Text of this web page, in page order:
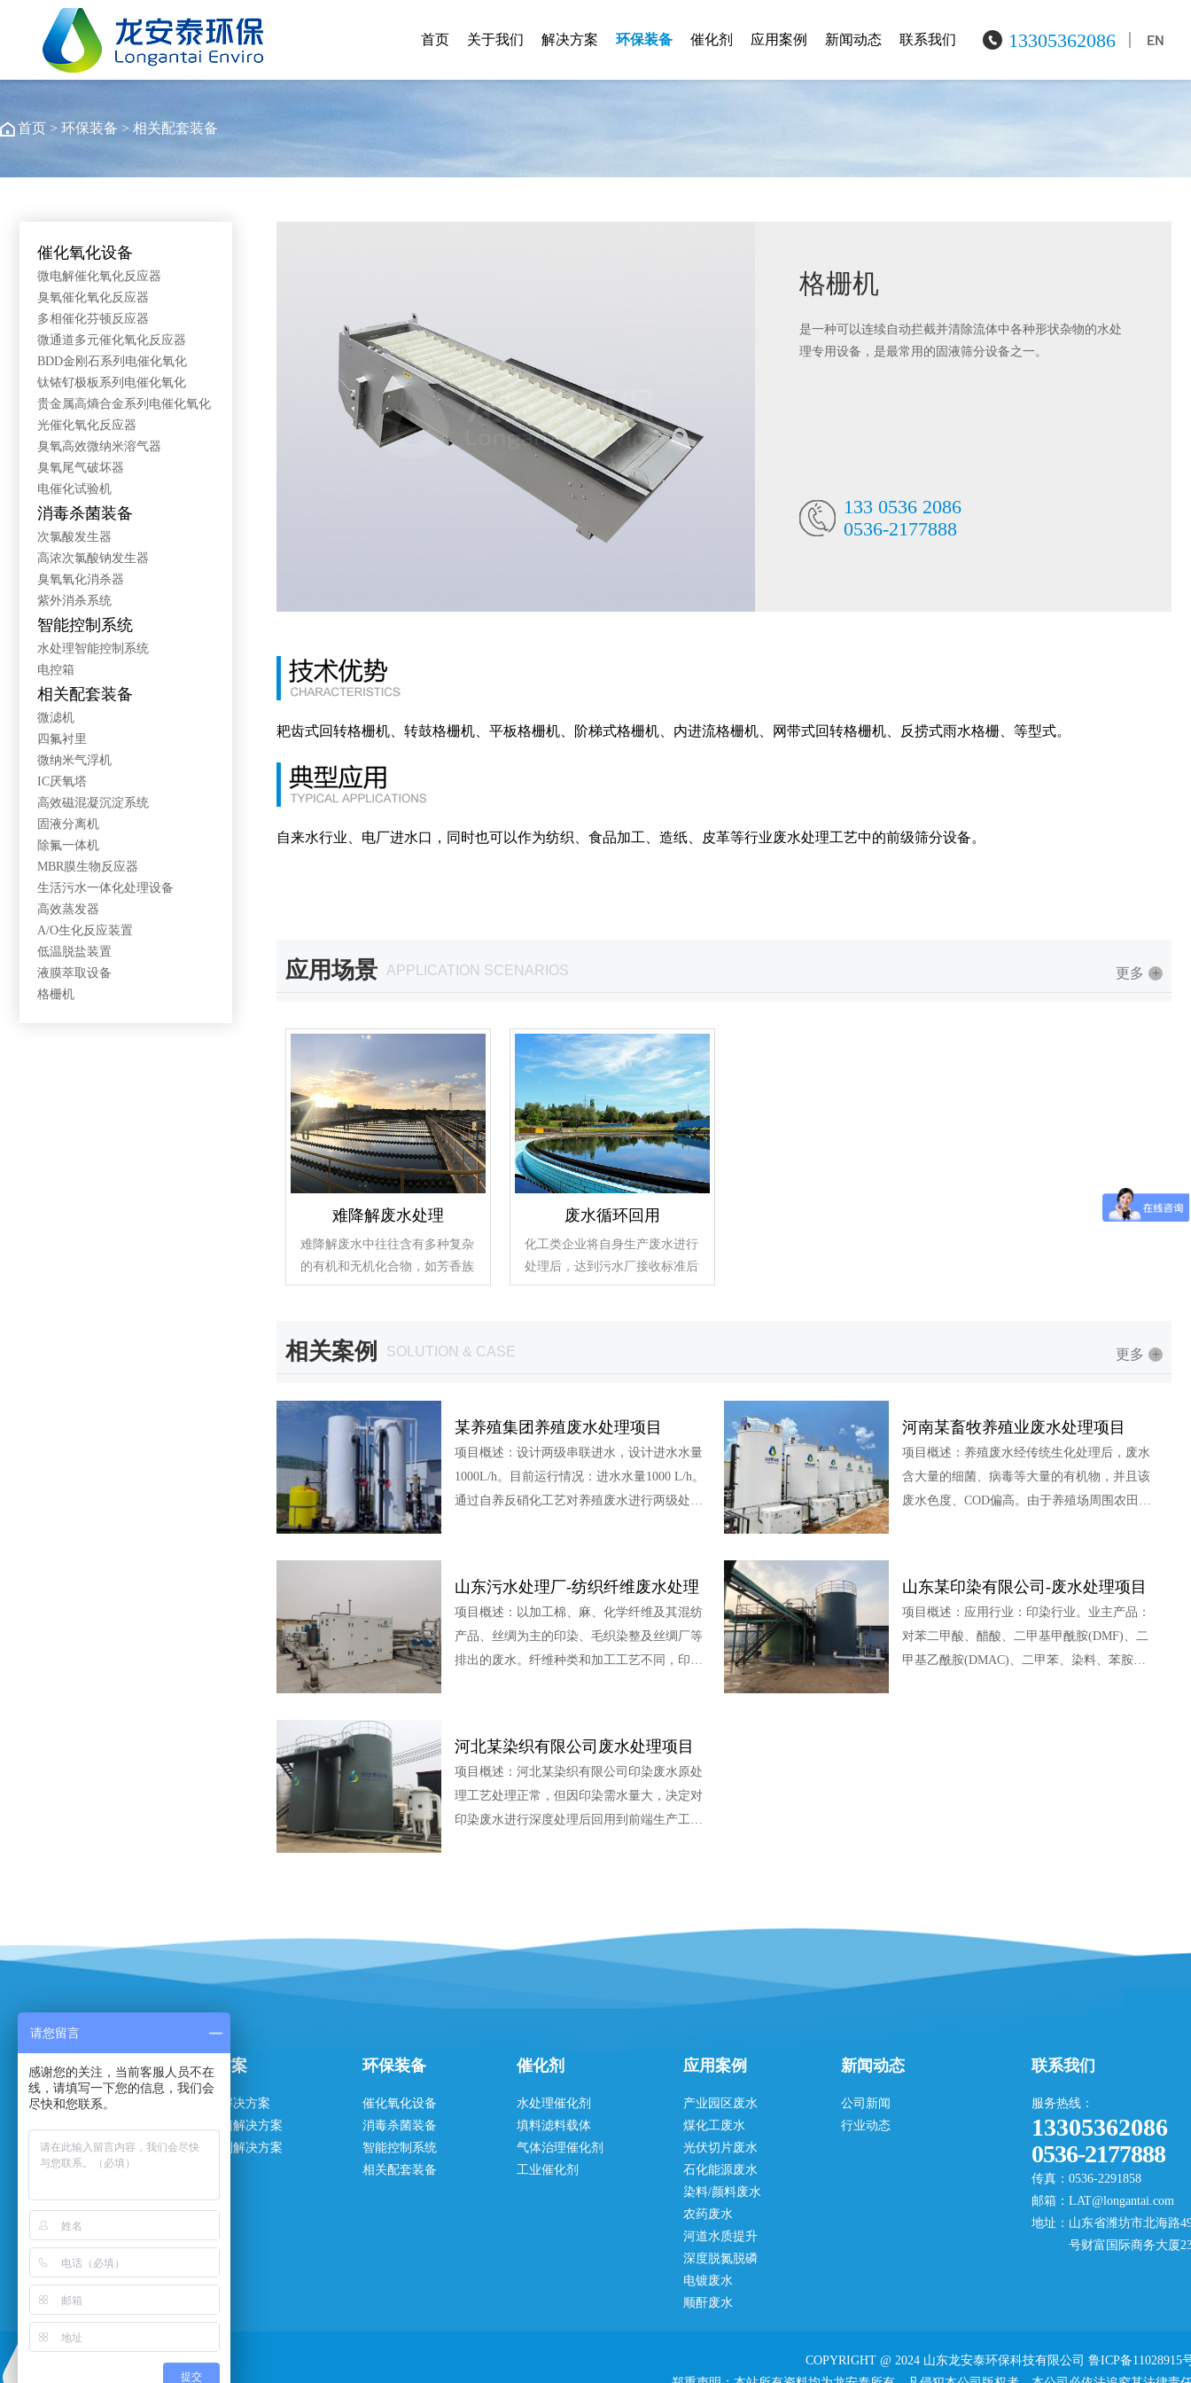
EN
13305362086
首页 关于我们 解决方案 环保装备 催化剂 应用案例 新闻动态 联系我们
首页 > 环保装备 > 相关配套装备
催化氧化设备
微电解催化氧化反应器
臭氧催化氧化反应器
多相催化芬顿反应器
微通道多元催化氧化反应器
BDD金刚石系列电催化氧化
钛铱钌极板系列电催化氧化
贵金属高熵合金系列电催化氧化
光催化氧化反应器
臭氧高效微纳米溶气器
臭氧尾气破坏器
电催化试验机
消毒杀菌装备
次氯酸发生器
高浓次氯酸钠发生器
臭氧氧化消杀器
紫外消杀系统
智能控制系统
水处理智能控制系统
电控箱
相关配套装备
微滤机
四氟衬里
微纳米气浮机
IC厌氧塔
高效磁混凝沉淀系统
固液分离机
除氟一体机
MBR膜生物反应器
生活污水一体化处理设备
高效蒸发器
A/O生化反应装置
低温脱盐装置
液膜萃取设备
格栅机
格栅机
是一种可以连续自动拦截并清除流体中各种形状杂物的水处
理专用设备，是最常用的固液筛分设备之一。
133 0536 2086
0536-2177888
耙齿式回转格栅机、转鼓格栅机、平板格栅机、阶梯式格栅机、内进流格栅机、网带式回转格栅机、反捞式雨水格栅、等型式。
自来水行业、电厂进水口，同时也可以作为纺织、食品加工、造纸、皮革等行业废水处理工艺中的前级筛分设备。
应用场景 APPLICATION SCENARIOS 更多 +
难降解废水处理
难降解废水中往往含有多种复杂
的有机和无机化合物，如芳香族
废水循环回用
化工类企业将自身生产废水进行
处理后，达到污水厂接收标准后
相关案例 SOLUTION & CASE 更多 +
某养殖集团养殖废水处理项目
项目概述：设计两级串联进水，设计进水水量
1000L/h。目前运行情况：进水水量1000 L/h。
通过自养反硝化工艺对养殖废水进行两级处理
河南某畜牧养殖业废水处理项目
项目概述：养殖废水经传统生化处理后，废水
含大量的细菌、病毒等大量的有机物，并且该
废水色度、COD偏高。由于养殖场周围农田的
环保应用自主研发的LCO臭氧催化氧化技术，
高效去除污水中残留的难降解污染物，同步实
现了废水的深度杀菌脱色，解决了养殖企业用
水难、用水贵、水资源浪费的问题。废水
山东污水处理厂-纺织纤维废水处理
项目概述：以加工棉、麻、化学纤维及其混纺
产品、丝绸为主的印染、毛织染整及丝绸厂等
排出的废水。纤维种类和加工工艺不同，印染
水具有水量大、有机污染物含量高、碱性大、
水质变化大等特点，属难处理的工业废水之
一，废水中含有染料、浆料、助剂、油剂、酸
碱、纤维杂质、砂类物质、无机盐等
山东某印染有限公司-废水处理项目
项目概述：应用行业：印染行业。业主产品：
对苯二甲酸、醋酸、二甲基甲酰胺(DMF)、二
甲基乙酰胺(DMAC)、二甲苯、染料、苯胺；
河北某染织有限公司废水处理项目
项目概述：河北某染织有限公司印染废水原处
理工艺处理正常，但因印染需水量大，决定对
印染废水进行深度处理后回用到前端生产工
水量：6500m³/d项目工艺：LCO臭氧催化氧化
关于我们
企业简介
企业实力
组织架构
企业文化
合作伙伴
联系方式
解决方案
水处理解决方案
消毒杀菌解决方案
智能控制解决方案
环保装备
催化氧化设备
消毒杀菌装备
智能控制系统
相关配套装备
催化剂
水处理催化剂
填料滤料载体
气体治理催化剂
工业催化剂
应用案例
产业园区废水
煤化工废水
光伏切片废水
石化能源废水
染料/颜料废水
农药废水
河道水质提升
深度脱氮脱磷
电镀废水
顺酐废水
新闻动态
公司新闻
行业动态
联系我们
服务热线：
13305362086
0536-2177888
传真：0536-2291858
邮箱：LAT@longantai.com
地址：山东省潍坊市北海路
号财富国际商务大厦
COPYRIGHT @ 2024 山东龙安泰环保科技有限公司 鲁ICP备11028915
请您留言
感谢您的关注，当前客服人员不在
线，请填写一下您的信息，我们会
尽快和您联系。
提交